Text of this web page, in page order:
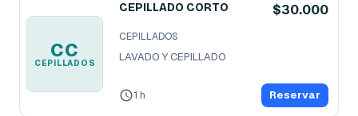
CC
CEPILLADOS
CEPILLADO CORTO $30.000
CEPILLADOS
LAVADO Y CEPILLADO
1 h Reservar